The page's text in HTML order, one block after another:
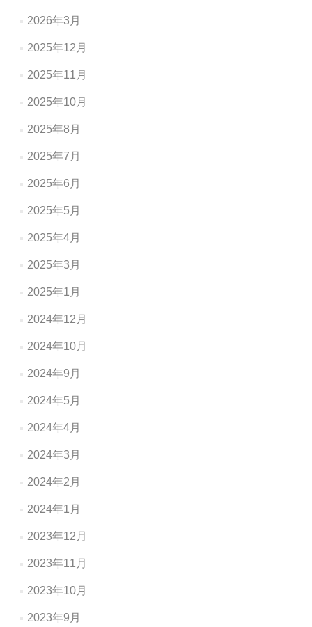
2026年3月
2025年12月
2025年11月
2025年10月
2025年8月
2025年7月
2025年6月
2025年5月
2025年4月
2025年3月
2025年1月
2024年12月
2024年10月
2024年9月
2024年5月
2024年4月
2024年3月
2024年2月
2024年1月
2023年12月
2023年11月
2023年10月
2023年9月